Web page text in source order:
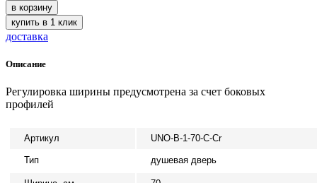
в корзину
купить в 1 клик
доставка
Описание
Регулировка ширины предусмотрена за счет боковых
профилей
Артикул UNO-B-1-70-C-Cr
Тип душевая дверь